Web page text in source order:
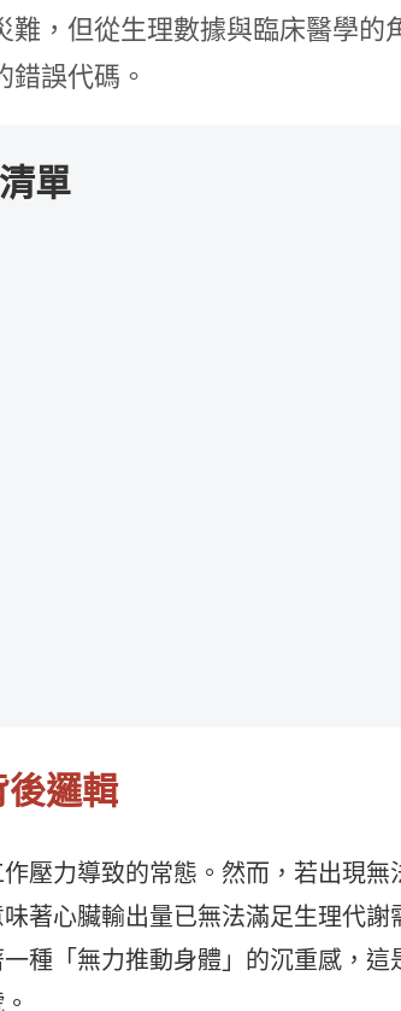
，但從生理數據與臨床醫學的
誤代碼。
單
邏輯
壓力導致的常態。然而，若出現無
著心臟輸出量已無法滿足生理代謝
種「無力推動身體」的沉重感，這